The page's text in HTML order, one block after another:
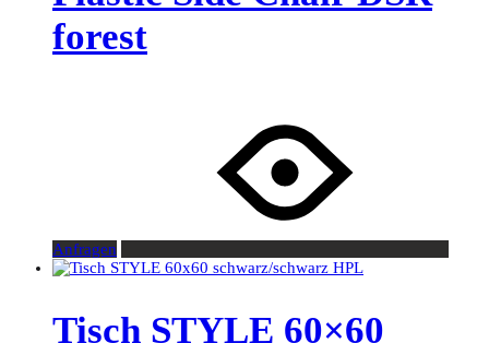
forest
Anfragen
Tisch STYLE 60×60